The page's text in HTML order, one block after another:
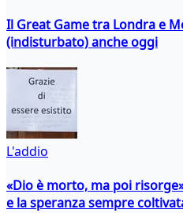
Il Great Game tra Londra e
(indisturbato) anche oggi
L'addio
«Dio è morto, ma poi
e la speranza sempre